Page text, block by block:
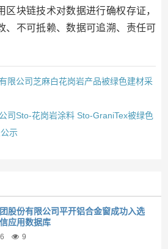
区块链技术对数据进行确权存证，
、不可抵赖、数据可追溯、责任可
限公司芝麻白花岗岩产品被绿色建材采
司Sto-花岗岩涂料 Sto-GraniTex被绿色
示
股份有限公司平开铝合金窗成功入选
应用数据库
9